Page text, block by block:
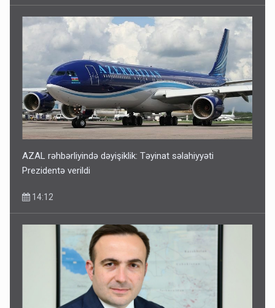
AZAL rəhbərliyində dəyişiklik: Təyinat səlahiyyəti
Prezidentə verildi
14:12